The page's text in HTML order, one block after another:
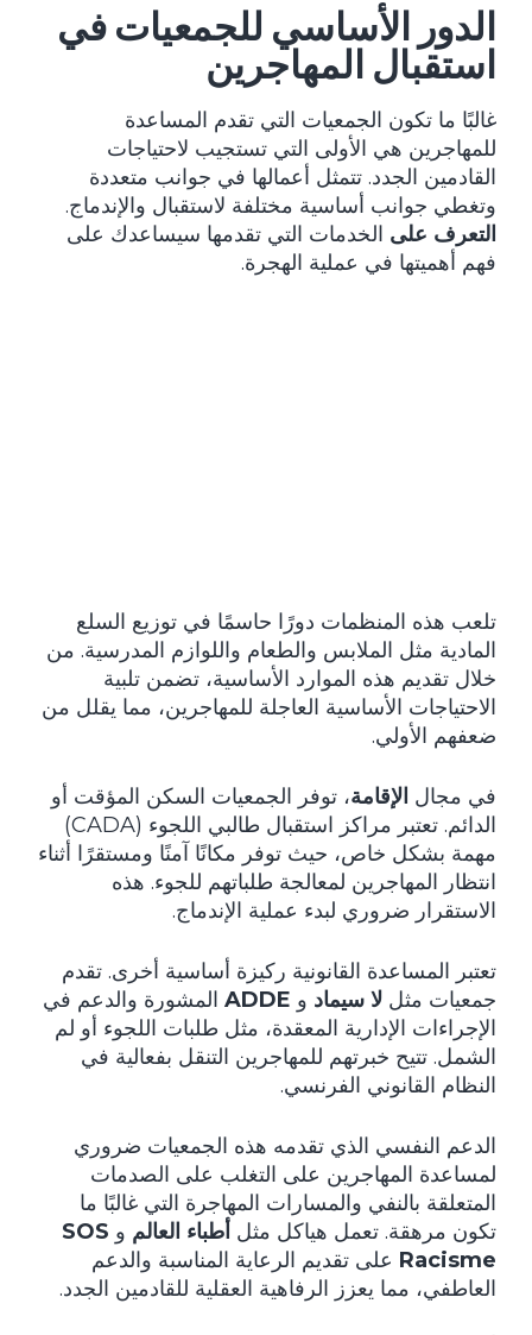
الدور الأساسي للجمعيات في
استقبال المهاجرين
غالبًا ما تكون الجمعيات التي تقدم المساعدة
للمهاجرين هي الأولى التي تستجيب لاحتياجات
القادمين الجدد. تتمثل أعمالها في جوانب متعددة
وتغطي جوانب أساسية مختلفة لاستقبال والإندماج.
التعرف على الخدمات التي تقدمها سيساعدك على
فهم أهميتها في عملية الهجرة.
تلعب هذه المنظمات دورًا حاسمًا في توزيع السلع
المادية مثل الملابس والطعام واللوازم المدرسية. من
خلال تقديم هذه الموارد الأساسية، تضمن تلبية
الاحتياجات الأساسية العاجلة للمهاجرين، مما يقلل من
ضعفهم الأولي.
في مجال الإقامة، توفر الجمعيات السكن المؤقت أو
الدائم. تعتبر مراكز استقبال طالبي اللجوء (CADA)
مهمة بشكل خاص، حيث توفر مكانًا آمنًا ومستقرًا أثناء
انتظار المهاجرين لمعالجة طلباتهم للجوء. هذه
الاستقرار ضروري لبدء عملية الإندماج.
تعتبر المساعدة القانونية ركيزة أساسية أخرى. تقدم
جمعيات مثل لا سيماد و ADDE المشورة والدعم في
الإجراءات الإدارية المعقدة، مثل طلبات اللجوء أو لم
الشمل. تتيح خبرتهم للمهاجرين التنقل بفعالية في
النظام القانوني الفرنسي.
الدعم النفسي الذي تقدمه هذه الجمعيات ضروري
لمساعدة المهاجرين على التغلب على الصدمات
المتعلقة بالنفي والمسارات المهاجرة التي غالبًا ما
تكون مرهقة. تعمل هياكل مثل أطباء العالم و SOS
Racisme على تقديم الرعاية المناسبة والدعم
العاطفي، مما يعزز الرفاهية العقلية للقادمين الجدد.